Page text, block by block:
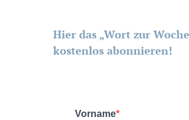
Hier das „Wort zur
kostenlos abonnieren!